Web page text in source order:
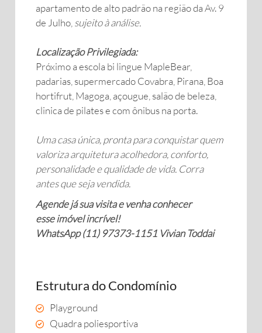
apartamento de alto padrão na região da Av. 9
de Julho, sujeito à análise.
Localização Privilegiada:
Próximo a escola bi lingue MapleBear,
padarias, supermercado Covabra, Pirana, Boa
hortifrut, Magoga, açougue, salão de beleza,
clinica de pilates e com ônibus na porta.
Uma casa única, pronta para conquistar quem
valoriza arquitetura acolhedora, conforto,
personalidade e qualidade de vida. Corra
antes que seja vendida.
Agende já sua visita e venha conhecer
esse imóvel incrível!
WhatsApp (11) 97373-1151 Vivian Toddai
Estrutura do Condomínio
Playground
Quadra poliesportiva